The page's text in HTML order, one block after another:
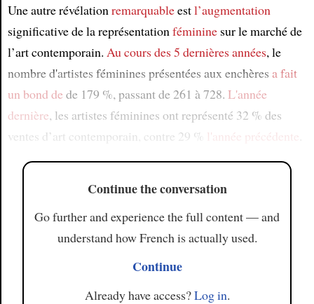
Une autre révélation remarquableestl’augmentation
significative de la représentation fémininesur le marché de
l’art contemporain. Au cours des 5 dernières années, le
nombre d'artistes féminines présentées aux enchères a fait
un bond dede 179 %, passant de 261 à 728. L'année
dernière, les artistes féminines ont représenté 32 % des
ventes d’art contemporain, contre 29 % l'année précédente
Continue the conversation
Go further and experience the full content — and
understand how French is actually used.
Continue
Already have access?Log in.